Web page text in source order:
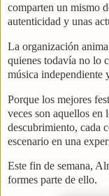
comparten un mismo
autenticidad y unas
La organización
quienes todavía no lo
música independiente
Porque los mejores
veces son aquellos en
descubrimiento, cada
escenario en una
Este fin de semana,
formes parte de ello.